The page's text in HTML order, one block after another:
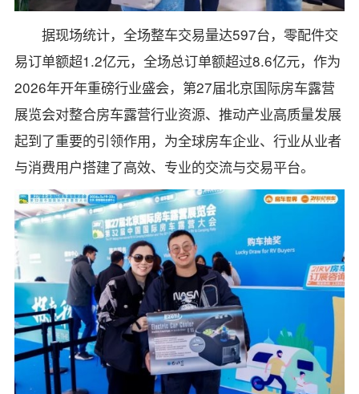
据现场统计，全场整车交易量达597台，零配件交
易订单额超1.2亿元，全场总订单额超过8.6亿元，作为
2026年开年重磅行业盛会，第27届北京国际房车露营
展览会对整合房车露营行业资源、推动产业高质量发展
起到了重要的引领作用，为全球房车企业、行业从业者
与消费用户搭建了高效、专业的交流与交易平台。